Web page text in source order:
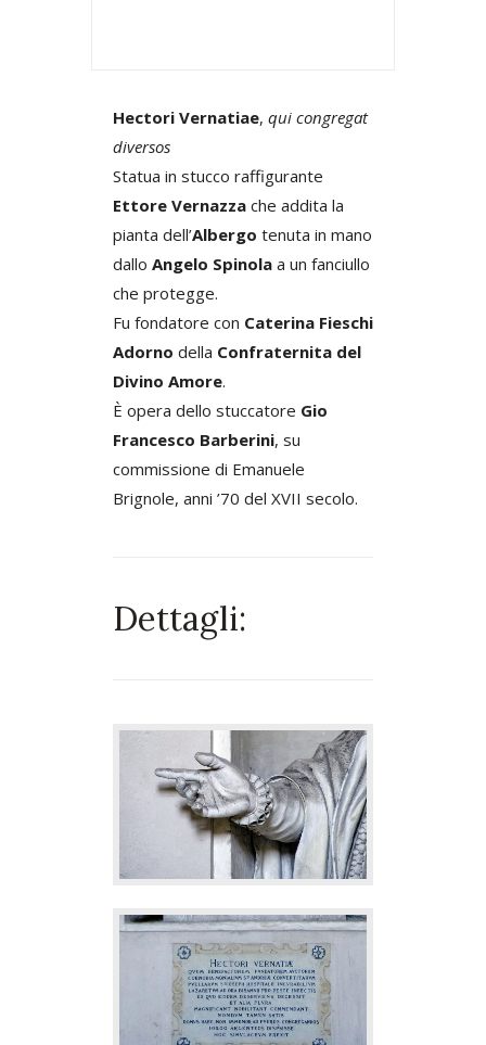
Hectori Vernatiae, qui congregat
diversos
Statua in stucco raffigurante
Ettore Vernazza che addita la
pianta dell’Albergo tenuta in mano
dallo Angelo Spinola a un fanciullo
che protegge.
Fu fondatore con Caterina Fieschi
Adorno della Confraternita del
Divino Amore.
È opera dello stuccatore Gio
Francesco Barberini, su
commissione di Emanuele
Brignole, anni ’70 del XVII secolo.
Dettagli: